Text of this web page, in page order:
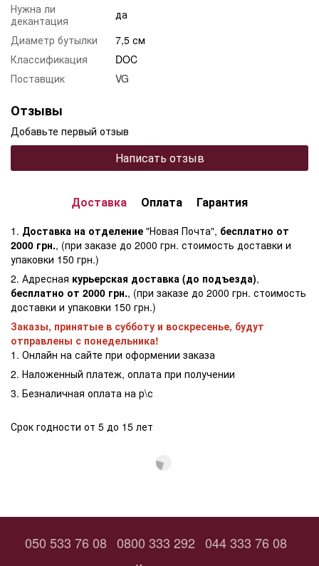
Нужна ли
декантация
да
Диаметр бутылки
7,5 см
Классификация
DOC
Поставщик
VG
Отзывы
Добавьте первый отзыв
Написать отзыв
Доставка Оплата Гарантия
1. Доставка на отделение "Новая Почта", бесплатно от
2000 грн., (при заказе до 2000 грн. стоимость доставки и
упаковки 150 грн.)
2. Адресная курьерская доставка (до подъезда),
бесплатно от 2000 грн., (при заказе до 2000 грн. стоимость
доставки и упаковки 150 грн.)
Заказы, принятые в субботу и воскресенье, будут
отправлены с понедельника!
1. Онлайн на сайте при оформении заказа
2. Наложенный платеж, оплата при получении
3. Безналичная оплата на р\с
Срок годности от 5 до 15 лет
050 533 76 08 0800 333 292 044 333 76 08